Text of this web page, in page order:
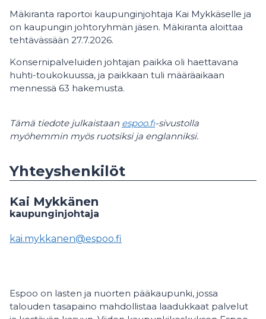
Mäkiranta raportoi kaupunginjohtaja Kai Mykkäselle ja
on kaupungin johtoryhmän jäsen. Mäkiranta aloittaa
tehtävässään 27.7.2026.
Konsernipalveluiden johtajan paikka oli haettavana
huhti-toukokuussa, ja paikkaan tuli määräaikaan
mennessä 63 hakemusta.
Tämä tiedote julkaistaan espoo.fi-sivustolla
myöhemmin myös ruotsiksi ja englanniksi.
Yhteyshenkilöt
Kai Mykkänen
kaupunginjohtaja
kai.mykkanen@espoo.fi
Espoo on lasten ja nuorten pääkaupunki, jossa
talouden tasapaino mahdollistaa laadukkaat palvelut